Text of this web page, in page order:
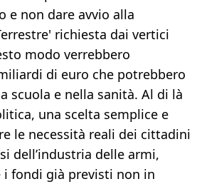
e non dare avvio alla
richiesta dai vertici
modo verrebbero
di euro che potrebbero
scuola e nella sanità. Al di là
una scelta semplice e
le necessità reali dei cittadini
dell’industria delle armi,
fondi già previsti non in